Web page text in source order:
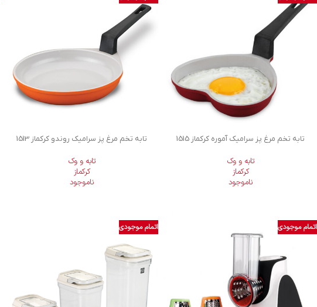
تابه تخم مرغ پز سرامیک آموره کرکماز 1515
تابه و وک
کرکماز
ناموجود
تابه تخم مرغ پز سرامیک روندو کرکماز 1513
تابه و وک
کرکماز
ناموجود
اتمام موجودی اتمام موجودی